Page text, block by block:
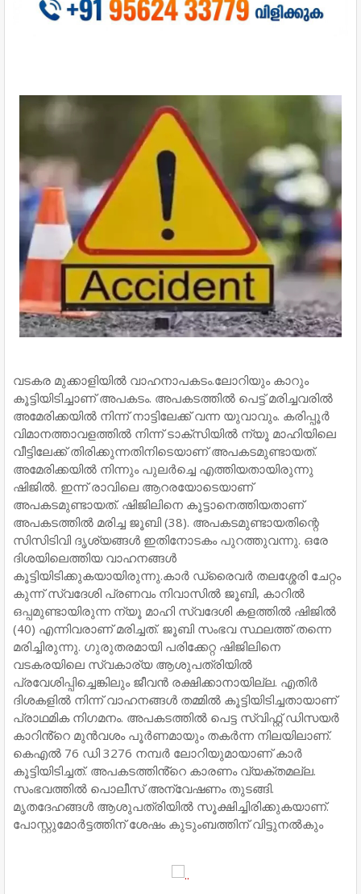
വടകര മുക്കാളിയിൽ വാഹനാപകടം.ലോറിയും കാറും
കൂട്ടിയിടിച്ചാണ് അപകടം. അപകടത്തിൽ പെട്ട് മരിച്ചവരിൽ
അമേരിക്കയിൽ നിന്ന് നാട്ടിലേക്ക് വന്ന യുവാവും. കരിപ്പൂർ
വിമാനത്താവളത്തിൽ നിന്ന് ടാക്സിയിൽ ന്യൂ മാഹിയിലെ
വീട്ടിലേക്ക് തിരിക്കുന്നതിനിടെയാണ് അപകടമുണ്ടായത്.
അമേരിക്കയിൽ നിന്നും പുലർച്ചെ എത്തിയതായിരുന്നു
ഷിജിൽ. ഇന്ന് രാവിലെ ആറരയോടെയാണ്
അപകടമുണ്ടായത്. ഷിജിലിനെ കൂട്ടാനെത്തിയതാണ്
അപകടത്തിൽ മരിച്ച ജൂബി (38). അപകടമുണ്ടായതിന്റെ
സിസിടിവി ദൃശ്യങ്ങൾ ഇതിനോടകം പുറത്തുവന്നു. ഒരേ
ദിശയിലെത്തിയ വാഹനങ്ങൾ
കൂട്ടിയിടിക്കുകയായിരുന്നു.കാർ ഡ്രൈവർ തലശ്ശേരി ചേറ്റം
കുന്ന് സ്വദേശി പ്രണവം നിവാസിൽ ജൂബി, കാറിൽ
ഒപ്പമുണ്ടായിരുന്ന ന്യൂ മാഹി സ്വദേശി കളത്തിൽ ഷിജിൽ
(40) എന്നിവരാണ് മരിച്ചത്. ജൂബി സംഭവ സ്ഥലത്ത് തന്നെ
മരിച്ചിരുന്നു. ഗുരുതരമായി പരിക്കേറ്റ ഷിജിലിനെ
വടകരയിലെ സ്വകാര്യ ആശുപത്രിയിൽ
പ്രവേശിപ്പിച്ചെങ്കിലും ജീവൻ രക്ഷിക്കാനായില്ല. എതിർ
ദിശകളിൽ നിന്ന് വാഹനങ്ങൾ തമ്മിൽ കൂട്ടിയിടിച്ചതായാണ്
പ്രാഥമിക നിഗമനം. അപകടത്തിൽ പെട്ട സ്വിഫ്റ്റ് ഡിസയർ
കാറിൻ്റെ മുൻവശം പൂർണമായും തകർന്ന നിലയിലാണ്.
കെഎൽ 76 ഡി 3276 നമ്പർ ലോറിയുമായാണ് കാർ
കൂട്ടിയിടിച്ചത്. അപകടത്തിൻ്റെ കാരണം വ്യക്തമല്ല.
സംഭവത്തിൽ പൊലീസ് അന്വേഷണം തുടങ്ങി.
മൃതദേഹങ്ങൾ ആശുപത്രിയിൽ സൂക്ഷിച്ചിരിക്കുകയാണ്.
പോസ്റ്റുമോർട്ടത്തിന് ശേഷം കുടുംബത്തിന് വിട്ടുനൽകും